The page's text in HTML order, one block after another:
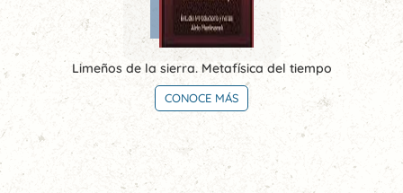
Limeños de la sierra. Metafísica del tiempo
CONOCE MÁS